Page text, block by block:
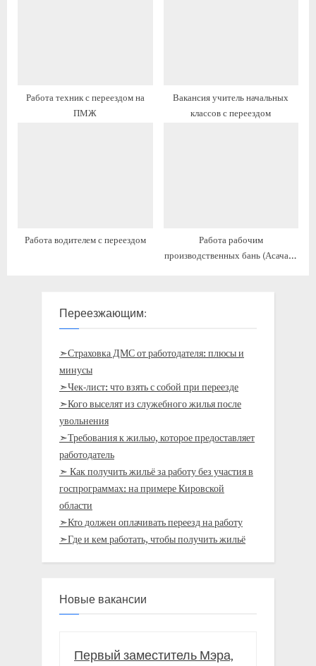
Работа техник с переездом на
ПМЖ
Вакансия учитель начальных
классов с переездом
Работа водителем с переездом
Работа рабочим
производственных бань (Асача) с
Переезжающим:
➣Страховка ДМС от работодателя: плюсы и
минусы
➣Чек-лист: что взять с собой при переезде
➣Кого выселят из служебного жилья после
увольнения
➣Требования к жилью, которое предоставляет
работодатель
➣ Как получить жильё за работу без участия в
госпрограммах: на примере Кировской
области
➣Кто должен оплачивать переезд на работу
➣Где и кем работать, чтобы получить жильё
Новые вакансии
Первый заместитель Мэра,